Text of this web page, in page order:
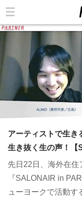
アーティストで生き
生き抜く生の声！【
先日22日、海外在住
『SALONAIR in
ューヨークで活動す
カテゴリ